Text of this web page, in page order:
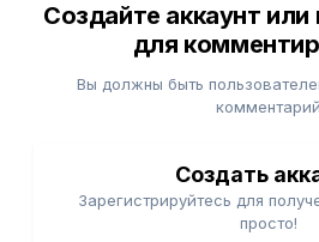
Создайте аккаунт или
для
Вы должны быть
комментарий
Создать
Зарегистрируйтесь для
просто!